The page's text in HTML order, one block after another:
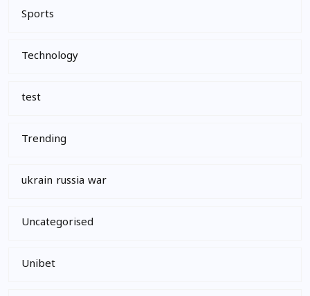
Sports
Technology
test
Trending
ukrain russia war
Uncategorised
Unibet